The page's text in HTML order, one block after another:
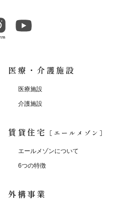
医療・介護施設
医療施設
介護施設
賃貸住宅 ［エールメゾン］
エールメゾンについて
6つの特徴
外構事業